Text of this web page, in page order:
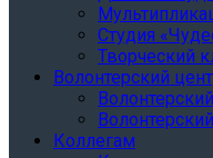
Студия
Творческий
Волонтерский
Коллегам